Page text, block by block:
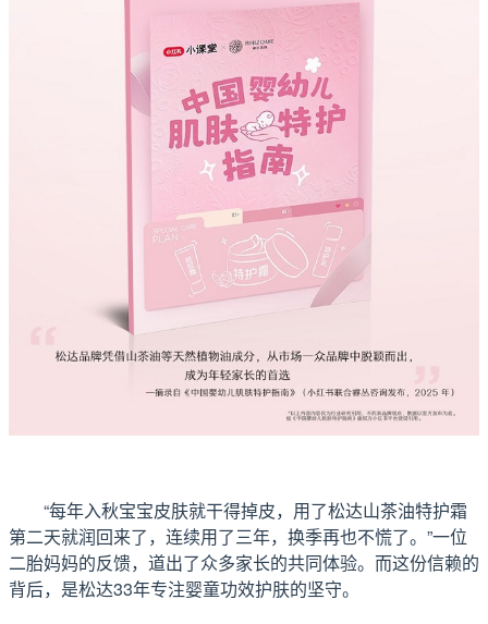
“每年入秋宝宝皮肤就干得掉皮，用了松达山茶油特护霜
第二天就润回来了，连续用了三年，换季再也不慌了。”一位
二胎妈妈的反馈，道出了众多家长的共同体验。而这份信赖的
背后，是松达33年专注婴童功效护肤的坚守。